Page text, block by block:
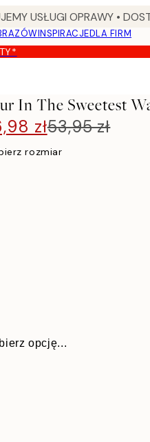
USŁUGI OPRAWY •
INSPIRACJEDLA FIRM
In The Sweetest
zł53,95 zł
rozmiar
opcję...